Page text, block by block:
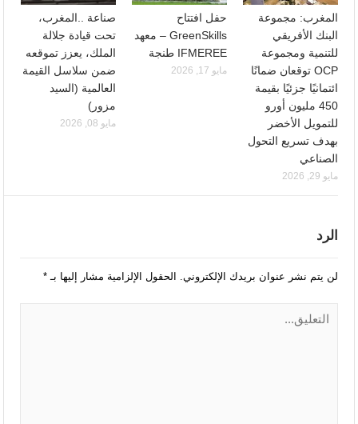
المغرب: مجموعة
البنك الأفريقي
للتنمية ومجموعة
OCP توقعان ضمانًا
ائتمانيًا جزئيًا بقيمة
450 مليون أورو
للتمويل الأخضر
بهدف تسريع التحول
الصناعي
مايو 29, 2026
حفل افتتاح
GreenSkills – معهد
IFMEREE طنجة
مايو 17, 2026
صناعة ..المغرب،
تحت قيادة جلالة
الملك، يعزز تموقعه
ضمن سلاسل القيمة
العالمية (السيد
مزور)
مايو 08, 2026
الرد
لن يتم نشر عنوان بريدك الإلكتروني. الحقول الإلزامية مشار إليها بـ*